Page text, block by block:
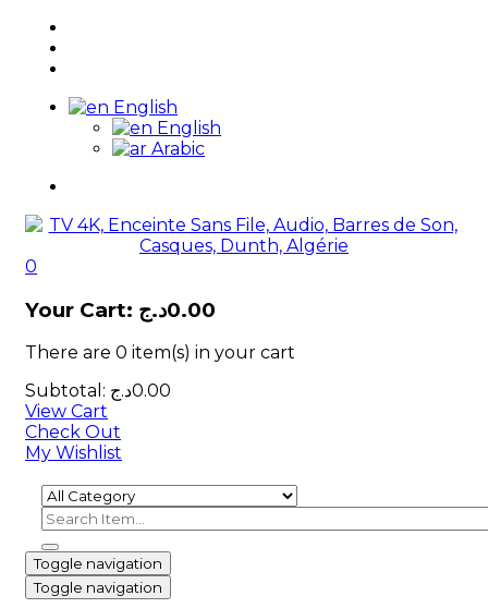
English
English
Arabic
0
Your Cart: 0.00د.ج
There are 0 item(s) in your cart
Subtotal:
0.00د.ج
View Cart
Check Out
My Wishlist
Toggle navigation
Toggle navigation